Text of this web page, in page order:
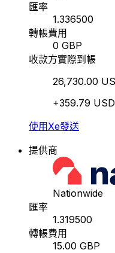
匯率
1.336500
轉帳費用
0 GBP
收款方實際到帳
26,730.00
+359.79 USD
使用Xe發送
提供商
Nationwide
匯率
1.319500
轉帳費用
15.00 GBP